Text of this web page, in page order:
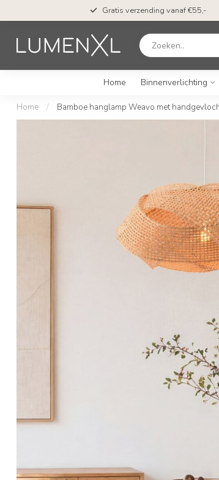
Gratis verzending vanaf €55,-
Home Binnenverlichting
Home / Bamboe hanglamp Weavo met